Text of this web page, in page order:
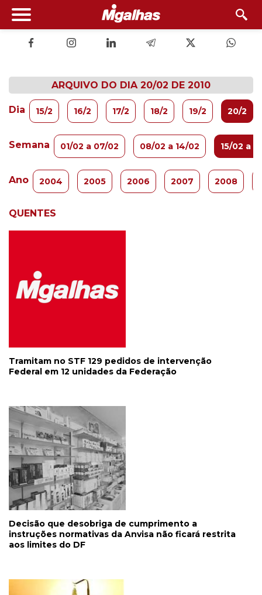
ARQUIVO DO DIA 20/02 DE 2010
Dia 15/2 16/2 17/2 18/2 19/2 20/2
Semana 01/02 a 07/02 08/02 a 14/02 15/02 a
Ano 2004 2005 2006 2007 2008
QUENTES
Tramitam no STF 129 pedidos de intervenção
Federal em 12 unidades da Federação
Decisão que desobriga de cumprimento a
instruções normativas da Anvisa não ficará restrita
aos limites do DF